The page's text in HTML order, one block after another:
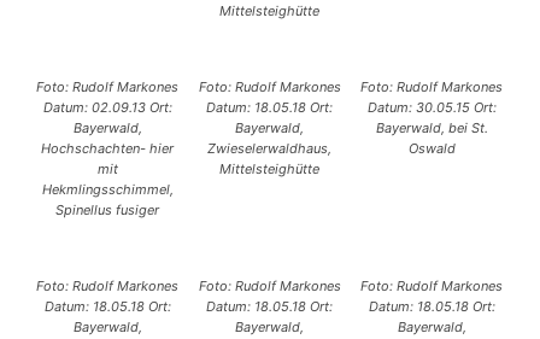
Mittelsteighütte
Foto: Rudolf Markones
Datum: 02.09.13 Ort:
Bayerwald,
Hochschachten- hier
mit
Hekmlingsschimmel,
Spinellus fusiger
Foto: Rudolf Markones
Datum: 18.05.18 Ort:
Bayerwald,
Zwieselerwaldhaus,
Mittelsteighütte
Foto: Rudolf Markones
Datum: 30.05.15 Ort:
Bayerwald, bei St.
Oswald
Foto: Rudolf Markones
Datum: 18.05.18 Ort:
Bayerwald,
Foto: Rudolf Markones
Datum: 18.05.18 Ort:
Bayerwald,
Foto: Rudolf Markones
Datum: 18.05.18 Ort:
Bayerwald,